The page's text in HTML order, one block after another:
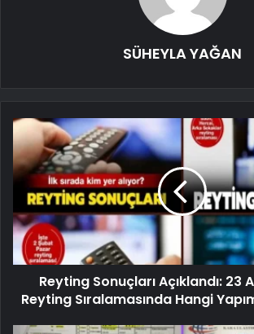
SÜHEYLA YAĞAN
Reyting Sonuçları Açıklandı: 23
Reyting Sıralamasında Hangi